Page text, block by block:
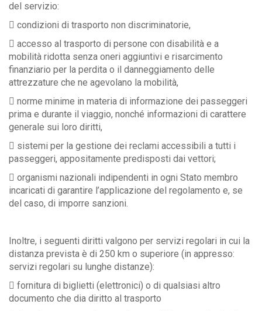
del servizio:
 condizioni di trasporto non discriminatorie,
 accesso al trasporto di persone con disabilità e a
mobilità ridotta senza oneri aggiuntivi e risarcimento
finanziario per la perdita o il danneggiamento delle
attrezzature che ne agevolano la mobilità,
 norme minime in materia di informazione dei passeggeri
prima e durante il viaggio, nonché informazioni di carattere
generale sui loro diritti,
 sistemi per la gestione dei reclami accessibili a tutti i
passeggeri, appositamente predisposti dai vettori;
 organismi nazionali indipendenti in ogni Stato membro
incaricati di garantire l’applicazione del regolamento e, se
del caso, di imporre sanzioni.
Inoltre, i seguenti diritti valgono per servizi regolari in cui la
distanza prevista è di 250 km o superiore (in appresso:
servizi regolari su lunghe distanze):
 fornitura di biglietti (elettronici) o di qualsiasi altro
documento che dia diritto al trasporto